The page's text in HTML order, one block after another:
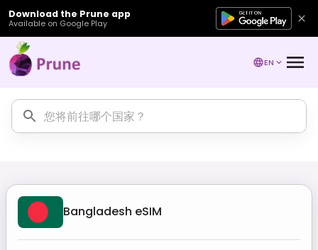
Download the Prune app
Available on Google Play
EN
Bangladesh eSIM